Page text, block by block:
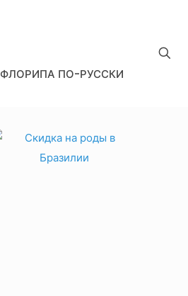
ФЛОРИПА ПО-РУССКИ